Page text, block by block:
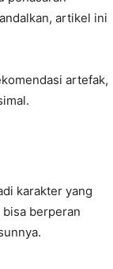
artikel ini
artefak,
karakter yang
berperan